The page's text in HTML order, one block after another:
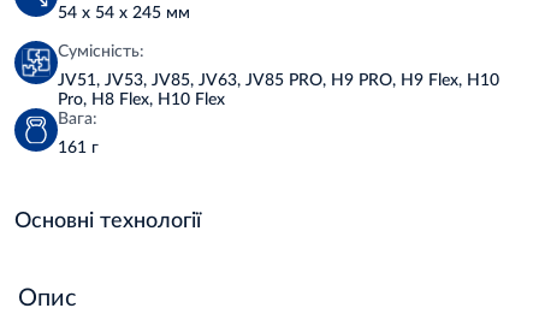
54 х 54 х 245 мм
Сумісність:
JV51, JV53, JV85, JV63, JV85 PRO, H9 PRO, H9 Flex, H10
Pro, H8 Flex, H10 Flex
Вага:
161 г
Основні технології
Опис